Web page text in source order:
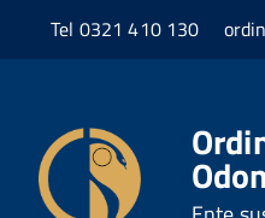
Tel 0321 410 130